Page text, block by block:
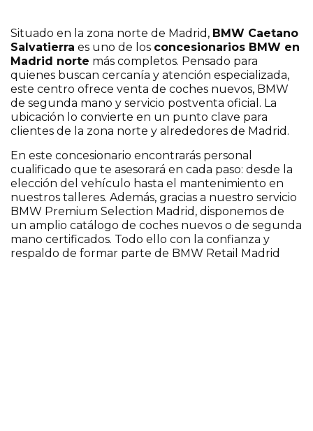
Situado en la zona norte de Madrid, BMW Caetano
Salvatierra es uno de los concesionarios BMW en
Madrid norte más completos. Pensado para
quienes buscan cercanía y atención especializada,
este centro ofrece venta de coches nuevos, BMW
de segunda mano y servicio postventa oficial. La
ubicación lo convierte en un punto clave para
clientes de la zona norte y alrededores de Madrid.
En este concesionario encontrarás personal
cualificado que te asesorará en cada paso: desde la
elección del vehículo hasta el mantenimiento en
nuestros talleres. Además, gracias a nuestro servicio
BMW Premium Selection Madrid, disponemos de
un amplio catálogo de coches nuevos o de segunda
mano certificados. Todo ello con la confianza y
respaldo de formar parte de BMW Retail Madrid